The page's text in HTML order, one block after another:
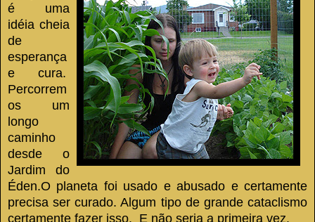
é uma
idéia cheia
de
esperança
e cura.
Percorrem
os um
longo
caminho
desde o
Jardim do
Éden.O planeta foi usado e abusado e certamente
precisa ser curado. Algum tipo de grande cataclismo
certamente fazer isso. E não seria a primeira vez.